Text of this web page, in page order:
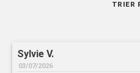
TRIER
Sylvie V.
03/07/2026